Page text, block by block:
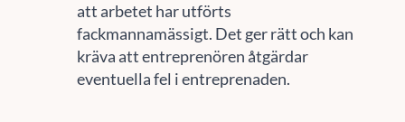
att arbetet har utförts
fackmannamässigt. Det ger rätt och kan
kräva att entreprenören åtgärdar
eventuella fel i entreprenaden.